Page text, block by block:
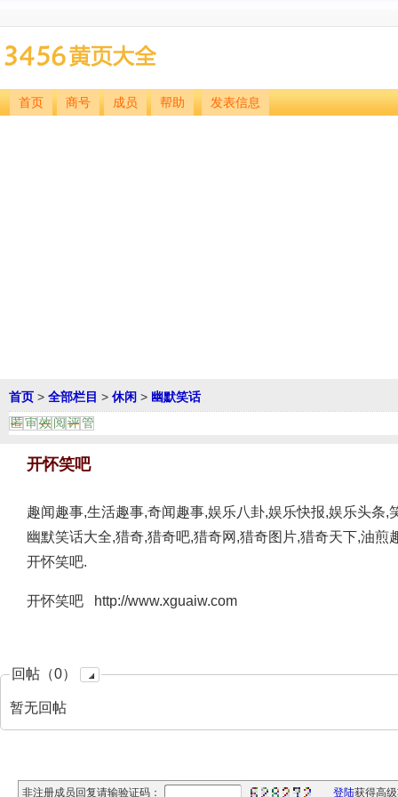
首页 商号 成员 帮助 发表信息
首页 > 全部栏目 > 休闲 > 幽默笑话
匿 审 效 阅 评 管
开怀笑吧
趣闻趣事,生活趣事,奇闻趣事,娱乐八卦,娱乐快报,娱乐头条
幽默笑话大全,猎奇,猎奇吧,猎奇网,猎奇图片,猎奇天下,油
开怀笑吧.
开怀笑吧 http://www.xguaiw.com
回帖（0）
暂无回帖
非注册成员回复请输验证码： 登陆获得高